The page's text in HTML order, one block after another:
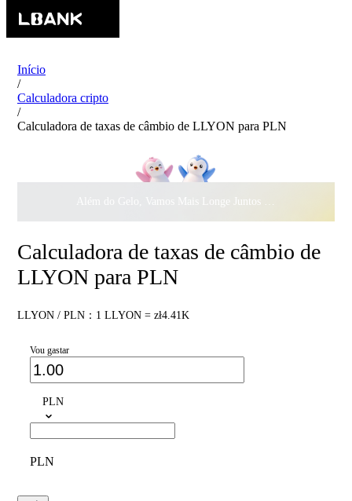
Início
/
Calculadora cripto
/
Calculadora de taxas de câmbio de LLYON para PLN
Além do Gelo, Vamos Mais Longe Juntos ·$500.000
Calculadora de taxas de câmbio de
LLYON para PLN
LLYON / PLN：1 LLYON = zł4.41K
Vou gastar
PLN
PLN